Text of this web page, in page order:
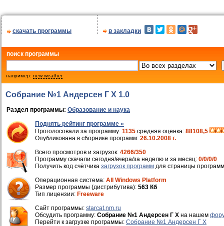
скачать программы в закладки
поиск программы
например: new weather
Собрание №1 Андерсен Г Х 1.0
Раздел программы: Образование и наука
Поднять рейтинг программе »
Проголосовали за программу: 1135 средняя оценка: 88108,5
Опубликована в сборнике программ: 26.10.2008 г.
Всего просмотров и загрузок: 4266/350
Программу скачали сегодня/вчера/за неделю и за месяц: 0/0/0/0
Получить код счётчика загрузок программ для страницы
Операционная система: All Windows Platform
Размер программы (дистрибутива): 563 Кб
Тип лицензии: Freeware
Cайт программы: starcat.nm.ru
Обсудить программу: Собрание №1 Андерсен Г Х на нашем
Перейти к загрузке программы: Собрание №1 Андерсен Г Х